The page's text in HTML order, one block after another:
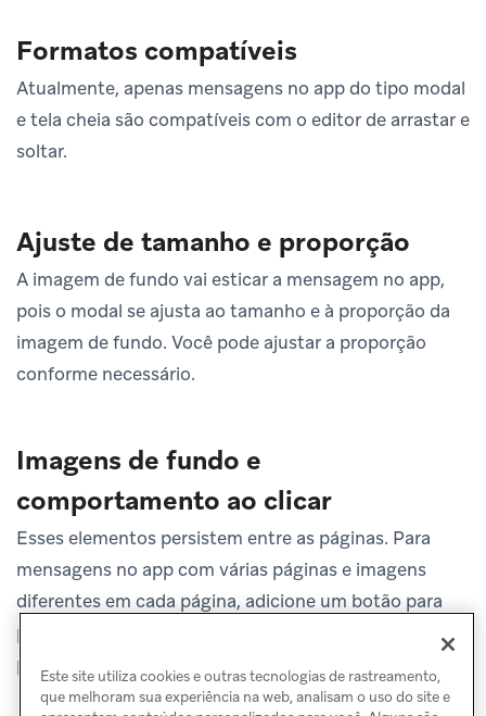
Formatos compatíveis
Atualmente, apenas mensagens no app do tipo modal
e tela cheia são compatíveis com o editor de arrastar e
soltar.
Ajuste de tamanho e proporção
A imagem de fundo vai esticar a mensagem no app,
pois o modal se ajusta ao tamanho e à proporção da
imagem de fundo. Você pode ajustar a proporção
conforme necessário.
Imagens de fundo e
comportamento ao clicar
Esses elementos persistem entre as páginas. Para
mensagens no app com várias páginas e imagens
diferentes em cada página, adicione um botão para
permitir que os usuários cliquem para ir à próxima
página.
Este site utiliza cookies e outras tecnologias de rastreamento,
que melhoram sua experiência na web, analisam o uso do site e